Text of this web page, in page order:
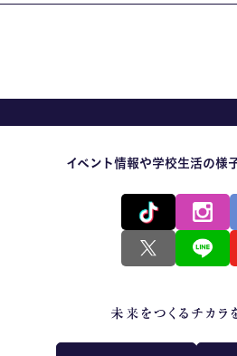
イベント情報や学校生活の様